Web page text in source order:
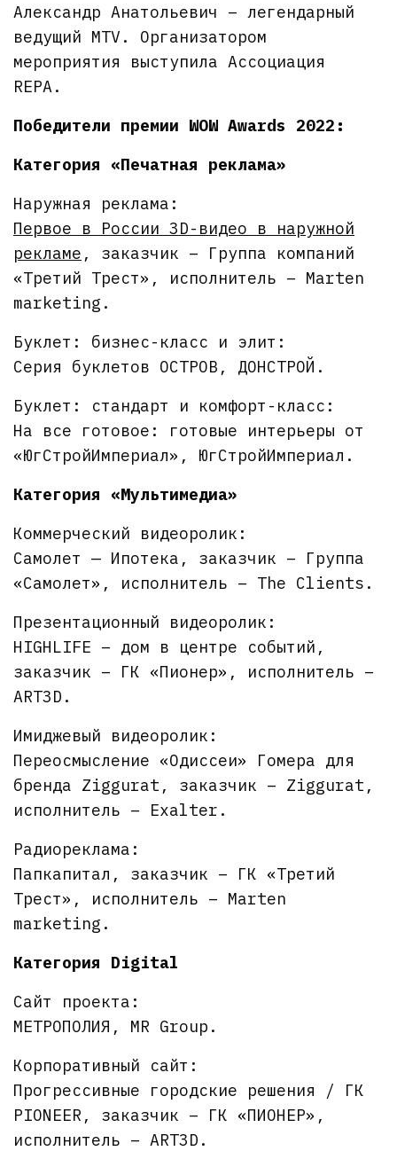
Александр Анатольевич – легендарный
ведущий MTV. Организатором
мероприятия выступила Ассоциация
REPA.
Победители премии WOW Awards 2022:
Категория «Печатная реклама»
Наружная реклама:
Первое в России 3D-видео в наружной
рекламе , заказчик – Группа компаний
«Третий Трест», исполнитель – Marten
marketing.
Буклет: бизнес-класс и элит:
Серия буклетов ОСТРОВ, ДОНСТРОЙ.
Буклет: стандарт и комфорт-класс:
На все готовое: готовые интерьеры от
«ЮгСтройИмпериал», ЮгСтройИмпериал.
Категория «Мультимедиа»
Коммерческий видеоролик:
Самолет — Ипотека, заказчик – Группа
«Самолет», исполнитель – The Clients.
Презентационный видеоролик:
HIGHLIFE – дом в центре событий,
заказчик – ГК «Пионер», исполнитель –
ART3D.
Имиджевый видеоролик:
Переосмысление «Одиссеи» Гомера для
бренда Ziggurat, заказчик – Ziggurat,
исполнитель – Exalter.
Радиореклама:
Папкапитал, заказчик – ГК «Третий
Трест», исполнитель – Marten
marketing.
Категория Digital
Сайт проекта:
МЕТРОПОЛИЯ, MR Group.
Корпоративный сайт:
Прогрессивные городские решения / ГК
PIONEER, заказчик – ГК «ПИОНЕР»,
исполнитель – ART3D.